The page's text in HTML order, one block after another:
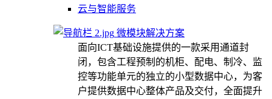
云与智能服务
微模块解决方案
面向ICT基础设施提供的一款采用通道封
闭，包含工程预制的机柜、配电、制冷、监
控等功能单元的独立的小型数据中心，为客
户提供数据中心整体产品及交付，全面提升